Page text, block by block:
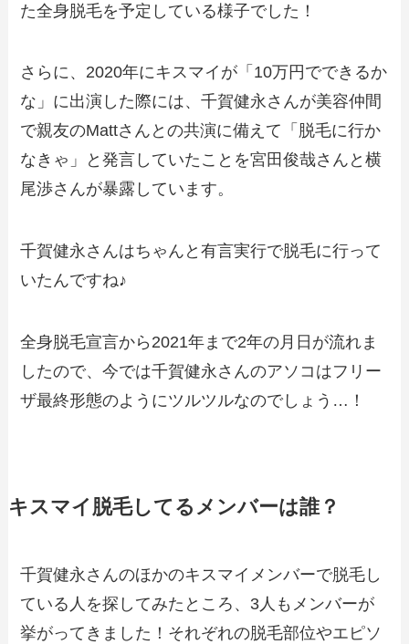
た全身脱毛を予定している様子でした！
さらに、2020年にキスマイが「10万円でできるか
な」に出演した際には、千賀健永さんが美容仲間
で親友のMattさんとの共演に備えて「脱毛に行か
なきゃ」と発言していたことを宮田俊哉さんと横
尾渉さんが暴露しています。
千賀健永さんはちゃんと有言実行で脱毛に行って
いたんですね♪
全身脱毛宣言から2021年まで2年の月日が流れま
したので、今では千賀健永さんのアソコはフリー
ザ最終形態のようにツルツルなのでしょう…！
キスマイ脱毛してるメンバーは誰？
千賀健永さんのほかのキスマイメンバーで脱毛し
ている人を探してみたところ、3人もメンバーが
挙がってきました！それぞれの脱毛部位やエピソ